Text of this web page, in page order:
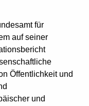
für
auf seiner
Öffentlichkeit und
und